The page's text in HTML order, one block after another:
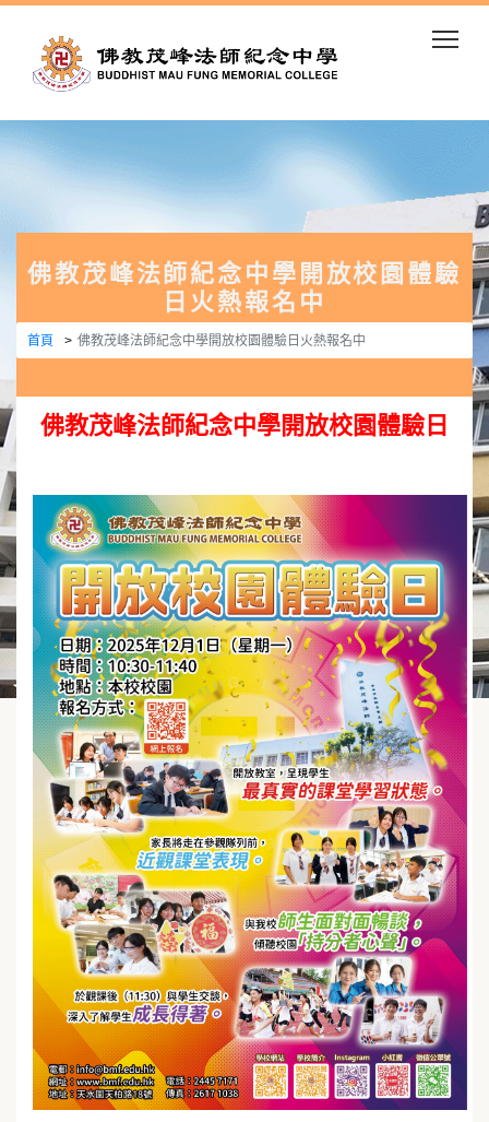
佛教茂峰法師紀念中學開放校園體驗
日火熱報名中
首頁 佛教茂峰法師紀念中學開放校園體驗日火熱報名中
佛教茂峰法師紀念中學開放校園體驗日